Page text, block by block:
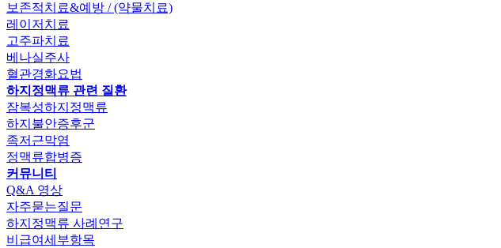
보존적치료&예방 / (약물치료)
레이저치료
고주파치료
베나실주사
혈관경화요법
하지정맥류 관련 질환
잠복성하지정맥류
하지불안증후군
족저근막염
정맥류합병증
커뮤니티
Q&A 영상
자주묻는질문
하지정맥류 사례연구
비급여세부항목